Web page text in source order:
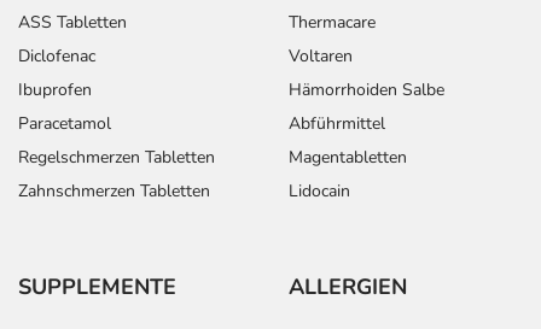
ASS Tabletten
Diclofenac
Ibuprofen
Paracetamol
Regelschmerzen Tabletten
Zahnschmerzen Tabletten
Thermacare
Voltaren
Hämorrhoiden Salbe
Abführmittel
Magentabletten
Lidocain
SUPPLEMENTE ALLERGIEN